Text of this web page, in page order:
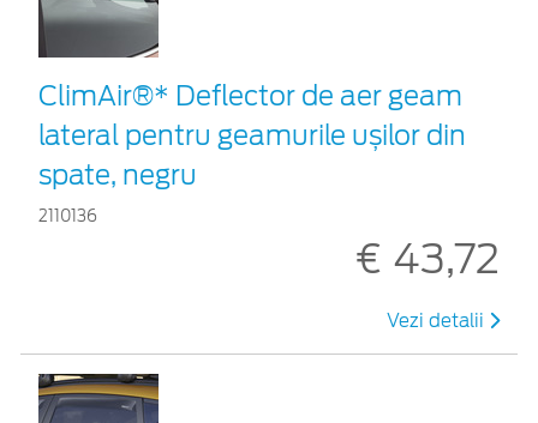
ClimAir®* Deflector de aer geam
lateral pentru geamurile ușilor din
spate, negru
2110136
€ 43,72
Vezi detalii